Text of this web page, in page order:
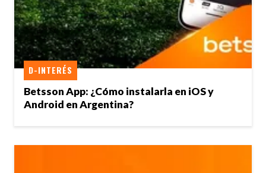
Betsson App: ¿Cómo instalarla en iOS y
Android en Argentina?
D-INTERÉS